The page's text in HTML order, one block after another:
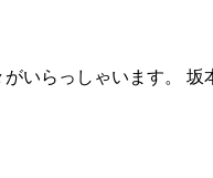
いらっしゃいます。